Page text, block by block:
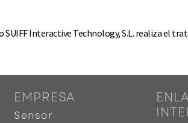
Interactive Technology, S.L. realiza el
EMPRESA
Sensor